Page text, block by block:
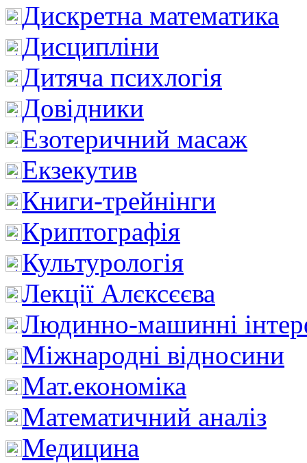
Дискретна математика
Дисципліни
Дитяча психлогія
Довідники
Езотеричний масаж
Екзекутив
Книги-трейнінги
Криптографія
Культурологія
Лекції Алєксєєва
Людинно-машинні
Міжнародні відносини
Мат.економіка
Математичний аналіз
Медицина